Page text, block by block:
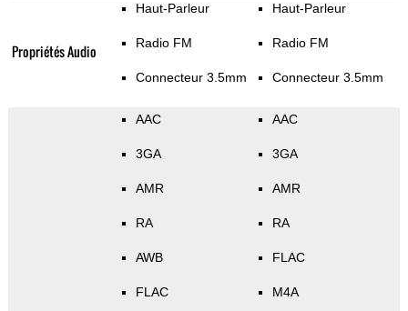
Propriétés Audio
Haut-Parleur
Radio FM
Connecteur 3.5mm
Haut-Parleur
Radio FM
Connecteur 3.5mm
AAC
3GA
AMR
RA
AWB
FLAC
AAC
3GA
AMR
RA
FLAC
M4A